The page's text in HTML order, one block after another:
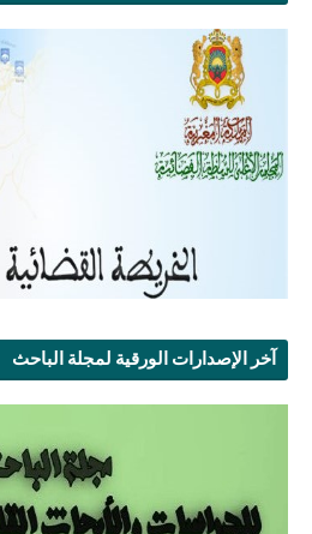
آخر الإصدارات الورقية لمجلة الباحث